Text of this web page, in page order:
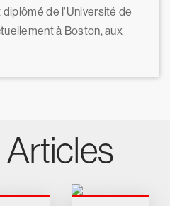
de l'Université de
à Boston, aux
Articles